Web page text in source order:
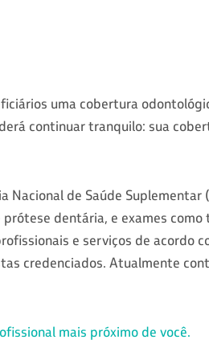
uma cobertura
continuar tranquilo: sua
de Saúde Suplementar
dentária, e exames
e serviços de acordo
credenciados. Atualmente
mais próximo de você.